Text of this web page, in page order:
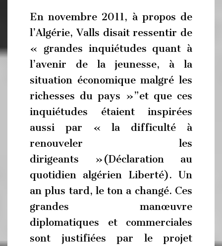
En novembre 2011, à propos de
l’Algérie, Valls disait ressentir de
« grandes inquiétudes quant à
l’avenir de la jeunesse, à la
situation économique malgré les
richesses du pays »”et que ces
inquiétudes étaient inspirées
aussi par « la difficulté à
renouveler les
dirigeants »(Déclaration au
quotidien algérien Liberté). Un
an plus tard, le ton a changé. Ces
grandes manœuvre
diplomatiques et commerciales
sont justifiées par le projet